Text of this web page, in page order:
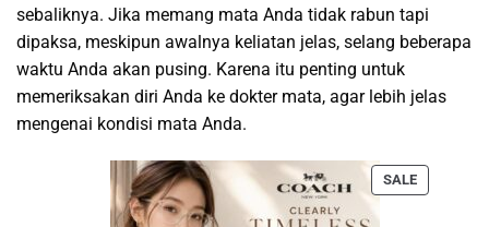
sebaliknya. Jika memang mata Anda tidak rabun tapi
dipaksa, meskipun awalnya keliatan jelas, selang beberapa
waktu Anda akan pusing. Karena itu penting untuk
memeriksakan diri Anda ke dokter mata, agar lebih jelas
mengenai kondisi mata Anda.
SALEPRODUCT
ON